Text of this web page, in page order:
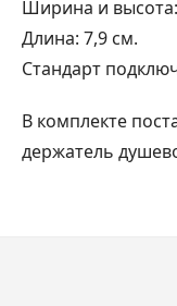
Ширина и
Длина: 7,9 см.
Стандарт
В комплекте
держатель